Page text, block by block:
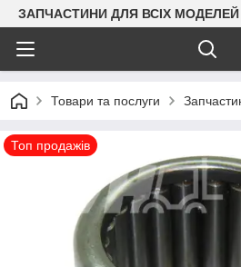
ЗАПЧАСТИНИ ДЛЯ ВСІХ
Товари та послуги
Топ продажів